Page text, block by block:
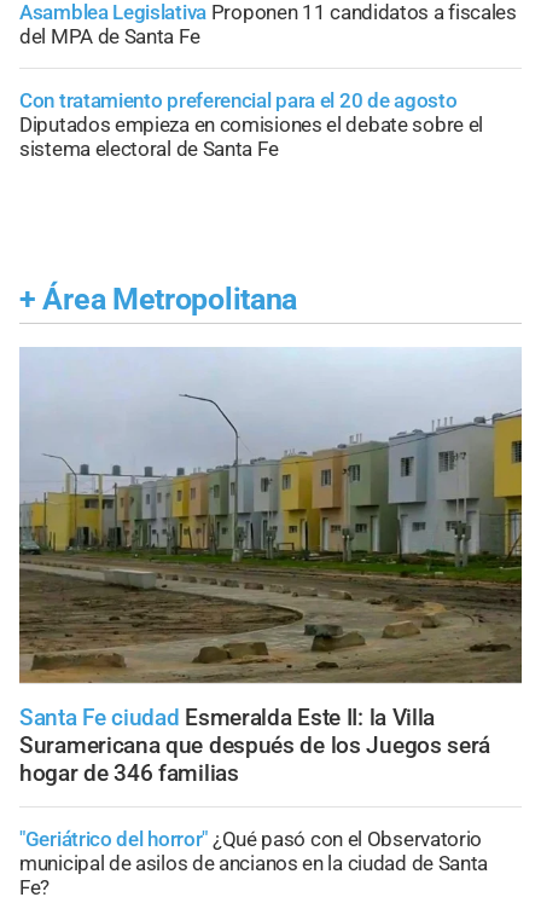
Asamblea Legislativa Proponen 11 candidatos a fiscales
del MPA de Santa Fe
Con tratamiento preferencial para el 20 de agosto
Diputados empieza en comisiones el debate sobre el
sistema electoral de Santa Fe
+ Área Metropolitana
Santa Fe ciudad Esmeralda Este II: la Villa
Suramericana que después de los Juegos será
hogar de 346 familias
"Geriátrico del horror" ¿Qué pasó con el Observatorio
municipal de asilos de ancianos en la ciudad de Santa
Fe?